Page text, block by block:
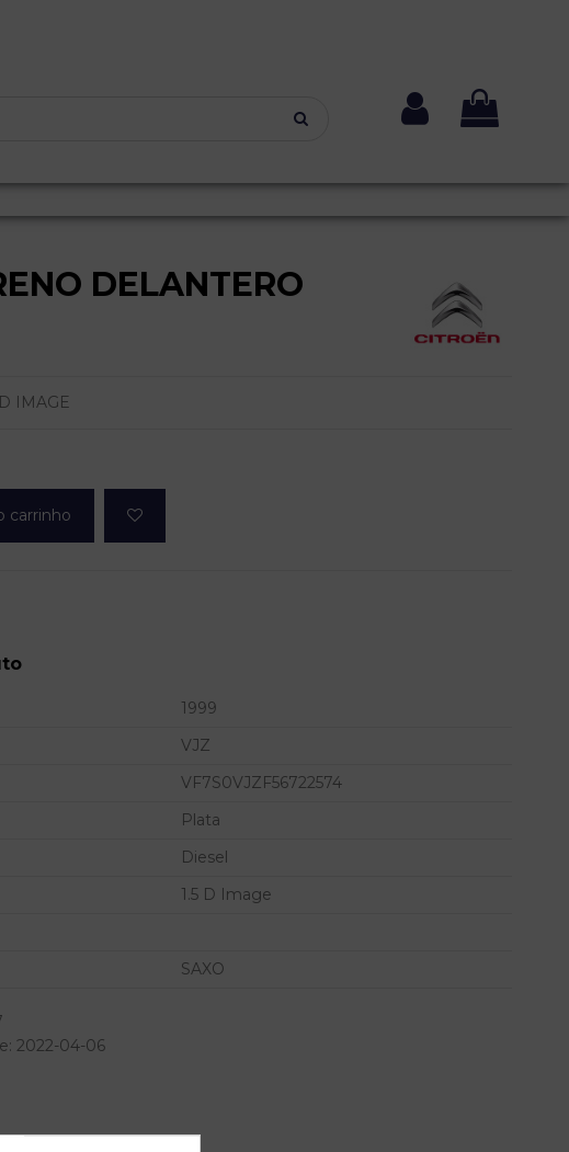
DELANTERO
IMAGE
carrinho
1999
VJZ
VF7S0VJZF56722574
Plata
Diesel
1.5 D Image
SAXO
2022-04-06